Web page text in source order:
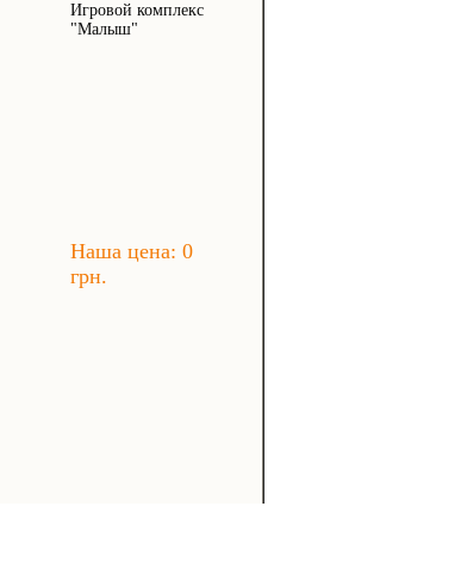
Игровой комплекс
"Малыш"
Наша цена: 0
грн.